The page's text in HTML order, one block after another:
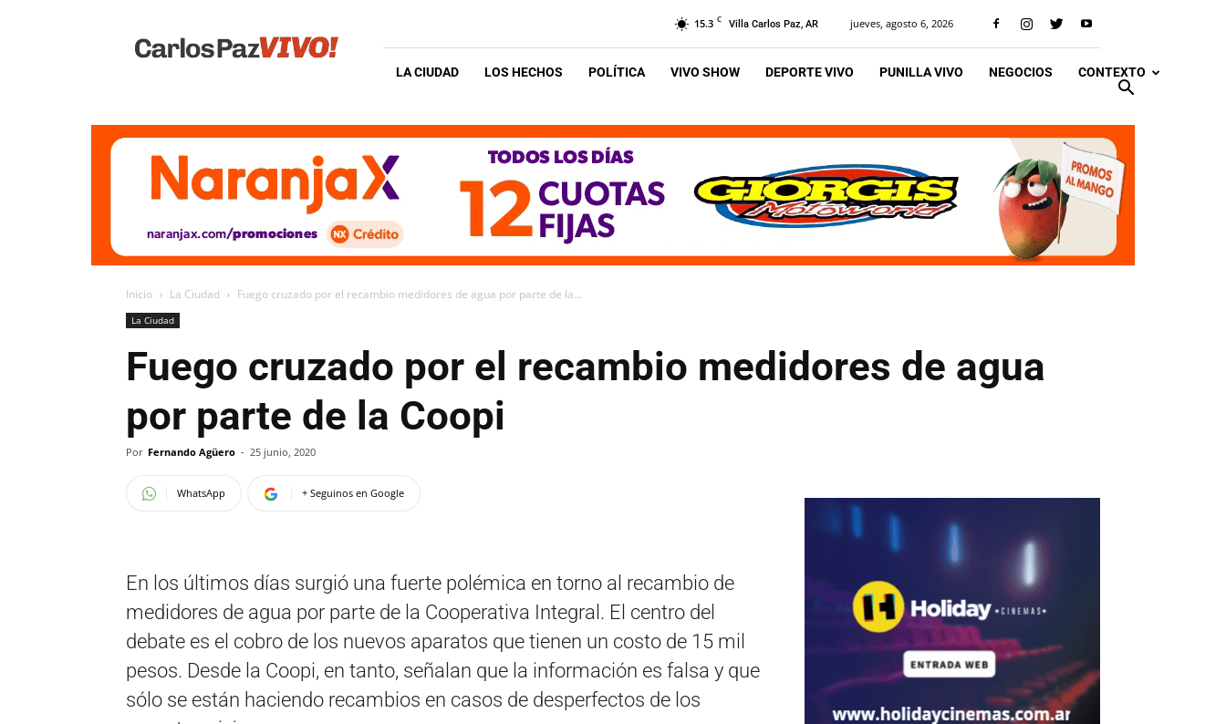
Vivo
15.3 C Villa Carlos Paz, AR jueves, agosto 6, 2026
LA CIUDAD LOS HECHOS POLÍTICA VIVO SHOW DEPORTE VIVO PUNILLA VIVO NEGOCIOS CONTEXTO
Inicio La Ciudad Fuego cruzado por el recambio medidores de agua por parte de la...
La Ciudad
Fuego cruzado por el recambio medidores de agua
por parte de la Coopi
Por Fernando Agüero - 25 junio, 2020
WhatsApp + Seguinos en Google
En los últimos días surgió una fuerte polémica en torno al recambio de
medidores de agua por parte de la Cooperativa Integral. El centro del
debate es el cobro de los nuevos aparatos que tienen un costo de 15 mil
pesos. Desde la Coopi, en tanto, señalan que la información es falsa y que
sólo se están haciendo recambios en casos de desperfectos de los